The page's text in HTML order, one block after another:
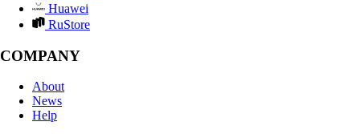
Huawei
RuStore
COMPANY
About
News
Help